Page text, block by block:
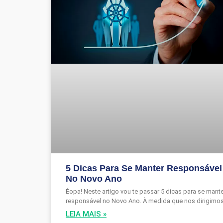
5 Dicas Para Se Manter Responsável
No Novo Ano
Éopa! Neste artigo vou te passar 5 dicas para se
responsável no Novo Ano. À medida que nos
LEIA MAIS »